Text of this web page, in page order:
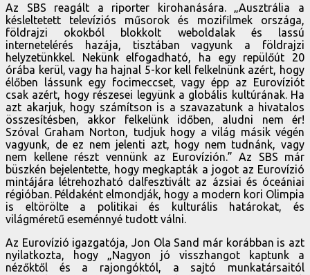
Az SBS reagált a riporter kirohanására. „Ausztrália a
késleltetett televíziós műsorok és mozifilmek országa,
földrajzi okokból blokkolt weboldalak és lassú
internetelérés hazája, tisztában vagyunk a földrajzi
helyzetünkkel. Nekünk elfogadható, ha egy repülőút 20
órába kerül, vagy ha hajnal 5-kor kell felkelnünk azért, hogy
élőben lássunk egy focimeccset, vagy épp az Eurovíziót
csak azért, hogy részesei legyünk a globális kultúrának. Ha
azt akarjuk, hogy számítson is a szavazatunk a hivatalos
összesítésben, akkor felkelünk időben, aludni nem ér!
Szóval Graham Norton, tudjuk hogy a világ másik végén
vagyunk, de ez nem jelenti azt, hogy nem tudnánk, vagy
nem kellene részt vennünk az Eurovízión.” Az SBS már
büszkén bejelentette, hogy megkapták a jogot az Eurovízió
mintájára létrehozható dalfesztivált az ázsiai és óceániai
régióban. Példaként elmondják, hogy a modern kori Olimpia
is eltörölte a politikai és kulturális határokat, és
világméretű eseménnyé tudott válni.
Az Eurovízió igazgatója, Jon Ola Sand már korábban is azt
nyilatkozta, hogy „Nagyon jó visszhangot kaptunk a
nézőktől és a rajongóktól, a sajtó munkatársaitól